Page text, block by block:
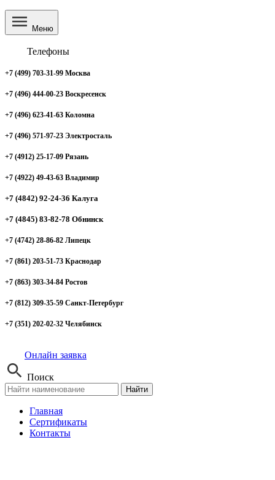
Меню
Телефоны
+7 (499) 703-31-99 Москва
+7 (496) 444-00-23 Воскресенск
+7 (496) 623-41-63 Коломна
+7 (496) 571-97-23 Электросталь
+7 (4912) 25-17-09 Рязань
+7 (4922) 49-43-63 Владимир
+7 (4842) 92-24-36 Калуга
+7 (4845) 83-82-78 Обнинск
+7 (4742) 28-86-82 Липецк
+7 (861) 203-51-73 Краснодар
+7 (863) 303-34-84 Ростов
+7 (812) 309-35-59 Санкт-Петербург
+7 (351) 202-02-32 Челябинск
Онлайн заявка
Поиск
Найти
Главная
Сертификаты
Контакты